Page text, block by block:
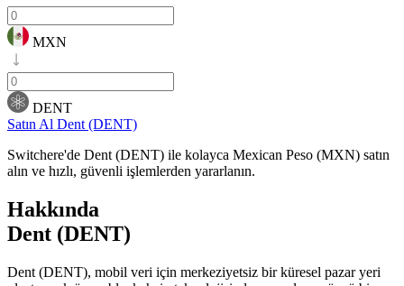
MXN
DENT
Satın Al Dent (DENT)
Switchere'de Dent (DENT) ile kolayca Mexican Peso (MXN) satın
alın ve hızlı, güvenli işlemlerden yararlanın.
Hakkında
Dent (DENT)
Dent (DENT), mobil veri için merkeziyetsiz bir küresel pazar yeri